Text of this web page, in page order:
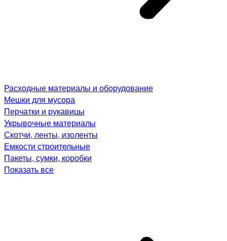
Расходные материалы и оборудование
Мешки для мусора
Перчатки и рукавицы
Укрывочные материалы
Скотчи, ленты, изоленты
Емкости строительные
Пакеты, сумки, коробки
Показать все